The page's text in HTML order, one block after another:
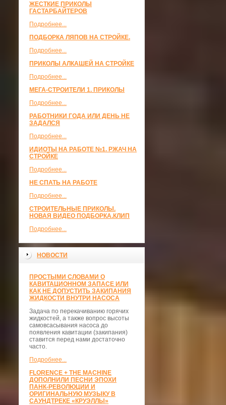
ЖЕСТКИЕ ПРИКОЛЫ
ГАСТАРБАЙТЕРОВ
Подробнее...
ПОДБОРКА ЛЯПОВ НА СТРОЙКЕ.
Подробнее...
ПРИКОЛЫ АЛКАШЕЙ НА СТРОЙКЕ
Подробнее...
МЕГА-СТРОИТЕЛИ 1. ПРИКОЛЫ
Подробнее...
РАБОТНИКИ ГОДА ИЛИ ДЕНЬ НЕ
ЗАДАЛСЯ
Подробнее...
ИДИОТЫ НА РАБОТЕ №1. РЖАЧ НА
СТРОЙКЕ
Подробнее...
НЕ СПАТЬ НА РАБОТЕ
Подробнее...
СТРОИТЕЛЬНЫЕ ПРИКОЛЫ.
НОВАЯ ВИДЕО ПОДБОРКА.КЛИП
Подробнее...
НОВОСТИ
ПРОСТЫМИ СЛОВАМИ О
КАВИТАЦИОННОМ ЗАПАСЕ ИЛИ
КАК НЕ ДОПУСТИТЬ ЗАКИПАНИЯ
ЖИДКОСТИ ВНУТРИ НАСОСА
Задача по перекачиванию горячих
жидкостей, а также вопрос высоты
самовсасывания насоса до
появления кавитации (закипания)
ставится перед нами достаточно
часто.
Подробнее...
FLORENCE + THE MACHINE
ДОПОЛНИЛИ ПЕСНИ ЭПОХИ
ПАНК-РЕВОЛЮЦИИ И
ОРИГИНАЛЬНУЮ МУЗЫКУ В
САУНДТРЕКЕ «КРУЭЛЛЫ»